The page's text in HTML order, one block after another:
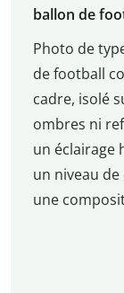
ballon de
Photo de
de football
cadre, isolé
ombres ni
un éclairage
un niveau
une